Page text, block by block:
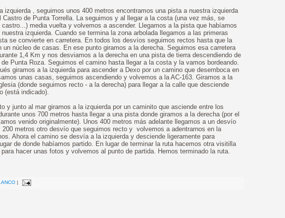
izquierda , seguimos unos 400 metros encontramos una pista a nuestra izquierda
Castro de Punta Torrella. La seguimos y al llegar a la costa (una vez más, se
media vuelta y volvemos a ascender. Llegamos a la pista que habíamos
izquierda. Cuando se termina la zona arbolada llegamos a las primeras
se convierte en carretera. En todos los desvíos seguimos rectos hasta que la
un núcleo de casas. En ese punto giramos a la derecha. Seguimos esa carretera
1,4 Km y nos desviamos a la derecha en una pista de tierra descendiendo de
Punta Roza. Seguimos el camino hasta llegar a la costa y la vamos bordeando.
giramos a la izquierda para ascender a Dexo por un camino que desemboca en
unas casas, seguimos ascendiendo y volvemos a la AC-163. Giramos a la
(donde seguimos recto - a la derecha) para llegar a la calle que desciende
(está indicado).
y junto al mar giramos a la izquierda por un caminito que asciende entre los
unos 700 metros hasta llegar a una pista donde giramos a la derecha (por el
venido originalmente). Unos 400 metros más adelante llegamos a un desvío
200 metros otro desvío que seguimos recto y volvemos a adentrarnos en la
Ahora el camino se desvía a la izquierda y desciende ligeramente para
de donde habíamos partido. En lugar de terminar la ruta hacemos otra visitilla
hacer unas fotos y volvemos al punto de partida. Hemos terminado la ruta.
|